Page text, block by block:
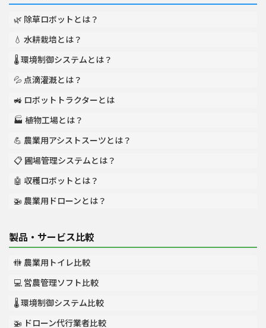
🌿 除草ロボットとは？
💧 水耕栽培とは？
🌡️ 環境制御システムとは？
💦 点滴灌漑とは？
🚜 ロボットトラクターとは
🏭 植物工場とは？
💪 農業用アシストスーツとは？
📋 圃場管理システムとは？
🤖 収穫ロボットとは？
🚁 農業用ドローンとは？
製品・サービス比較
🚻 農業用トイレ比較
💻 営農管理ソフト比較
🌡️ 環境制御システム比較
🚁 ドローン代行業者比較